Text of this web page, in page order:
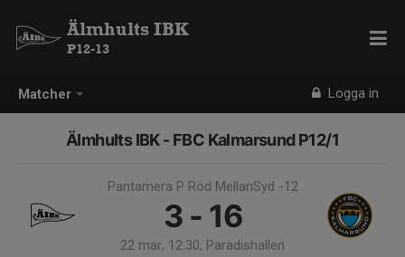
Matcher Logga in
Älmhults IBK
P12-13
Älmhults IBK - FBC Kalmarsund P12/1
Pantamera P Röd MellanSyd -12
3 - 16
22 mar, 12:30, Paradishallen